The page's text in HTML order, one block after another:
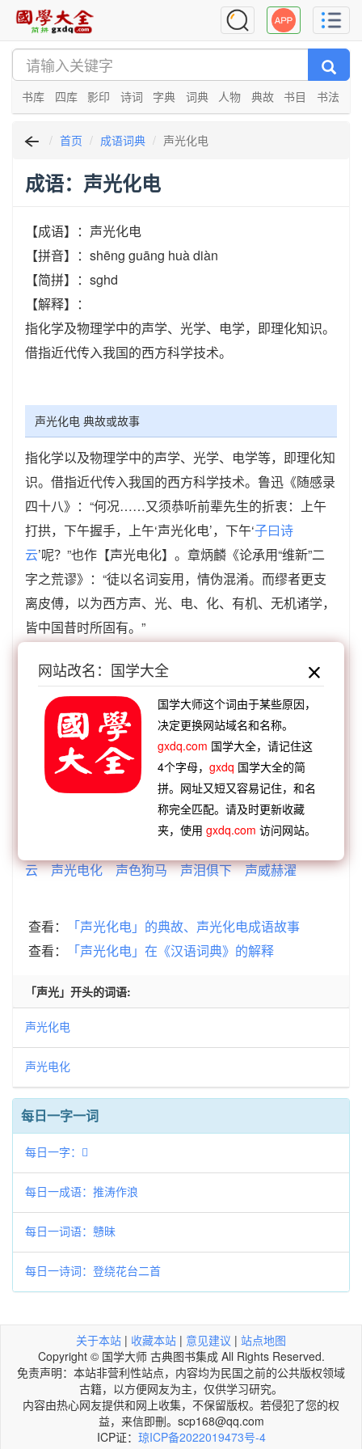
书库 四库 影印 诗词 字典 词典 人物 典故 书目 书法
首页 成语词典 声光化电
成语：声光化电
【成语】：声光化电
【拼音】：shēng guāng huà diàn
【简拼】：sghd
【解释】：
指化学及物理学中的声学、光学、电学，即理化知识。
借指近代传入我国的西方科学技术。
声光化电 典故或故事
指化学以及物理学中的声学、光学、电学等，即理化知
识。借指近代传入我国的西方科学技术。鲁迅《随感录
四十八》：“何况……又须恭听前辈先生的折衷：上午
打拱，下午握手，上午‘声光化电’，下午‘子曰诗
云’呢？”也作【声光电化】。章炳麟《论承用“维新”二
字之荒谬》：“徒以名词妄用，情伪混淆。而缪者更支
离皮傅，以为西方声、光、电、化、有机、无机诸学，
皆中国昔时所固有。”
声光化电 成语接龙
【顺接】：电中天笑 电绕璇枢 电腰风脚
电掣星
电力十足 电闪雷鸣 电光䃸磹
电火行空
【顺接】：
驱雷策电 驱雷掣电 超尘逐电
声光化
追云逐电 追风逐电 追风掣电
掀雷决电
【逆接】：嘤鸣求声 襦袴欢声 靡靡之声
蜂目豺
一吠百声 口口声声
衆口同声
云
声光电化 声色狗马 声泪俱下 声威赫濯
查看：
「声光化电」的典故、声光化电成语故事
查看：
「声光化电」在《汉语词典》的解释
「声光」开头的词语:
声光化电
声光电化
每日一字一词
每日一字：𢥻
每日一成语：推涛作浪
每日一词语：戇昧
每日一诗词：登绕花台二首
关于本站 | 收藏本站 | 意见建议 | 站点地图
Copyright © 国学大师 古典图书集成 All Rights Reserved.
免责声明：本站非营利性站点，内容均为民国之前的公共版权领域
古籍，以方便网友为主，仅供学习研究。
内容由热心网友提供和网上收集，不保留版权。若侵犯了您的权
益，来信即刪。scp168@qq.com
ICP证： 琼ICP备2022019473号-4
网站改名：国学大全
国学大师这个词由于某些原因，
决定更换网站域名和名称。
gxdq.com 国学大全，请记住这
4个字母，gxdq 国学大全的简
拼。网址又短又容易记住，和名
称完全匹配。请及时更新收藏
夹，使用gxdq.com 访问网站。